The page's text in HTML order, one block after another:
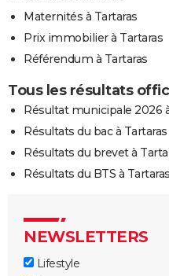
Maternités à Tartaras
Prix immobilier à Tartaras
Référendum à Tartaras
Tous les résultats
Résultat municipale 2026
Résultats du bac à Tartaras
Résultats du brevet à
Résultats du BTS à Tartaras
NEWSLETTERS
Lifestyle